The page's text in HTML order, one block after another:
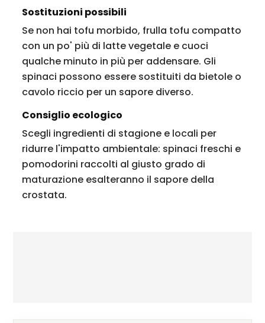
Sostituzioni possibili
Se non hai tofu morbido, frulla tofu compatto
con un po' più di latte vegetale e cuoci
qualche minuto in più per addensare. Gli
spinaci possono essere sostituiti da bietole o
cavolo riccio per un sapore diverso.
Consiglio ecologico
Scegli ingredienti di stagione e locali per
ridurre l'impatto ambientale: spinaci freschi e
pomodorini raccolti al giusto grado di
maturazione esalteranno il sapore della
crostata.